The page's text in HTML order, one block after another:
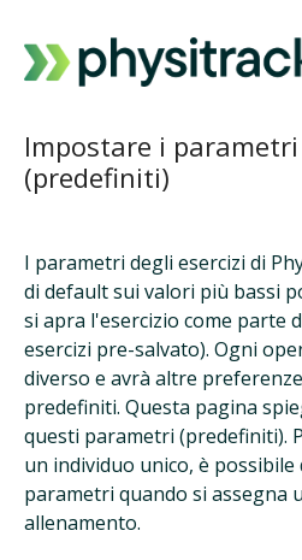
Impostare i
(predefiniti)
I parametri degli esercizi di
di default sui valori più bassi
si apra l'esercizio come parte
esercizi pre-salvato). Ogni
diverso e avrà altre
predefiniti. Questa pagina
questi parametri (predefiniti).
un individuo unico, è possibile
parametri quando si assegna
allenamento.